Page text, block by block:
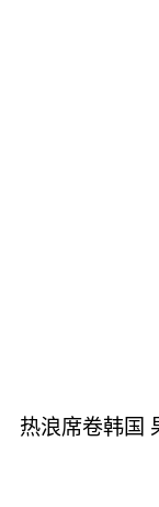
热浪席卷韩国